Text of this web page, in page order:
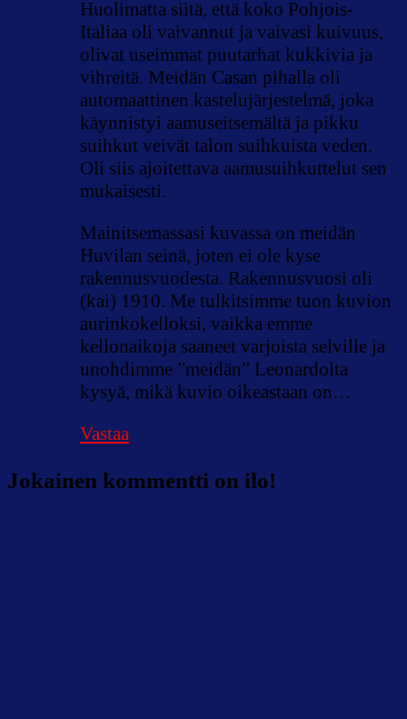
Huolimatta siitä, että koko Pohjois-
Italiaa oli vaivannut ja vaivasi kuivuus,
olivat useimmat puutarhat kukkivia ja
vihreitä. Meidän Casan pihalla oli
automaattinen kastelujärjestelmä, joka
käynnistyi aamuseitsemältä ja pikku
suihkut veivät talon suihkuista veden.
Oli siis ajoitettava aamusuihkuttelut sen
mukaisesti.
Mainitsemassasi kuvassa on meidän
Huvilan seinä, joten ei ole kyse
rakennusvuodesta. Rakennusvuosi oli
(kai) 1910. Me tulkitsimme tuon kuvion
aurinkokelloksi, vaikka emme
kellonaikoja saaneet varjoista selville ja
unohdimme ”meidän” Leonardolta
kysyä, mikä kuvio oikeastaan on…
Vastaa
Jokainen kommentti on ilo!